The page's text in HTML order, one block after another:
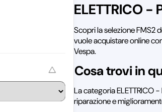
ELETTRICO -
Scopri la selezione FMS2
vuole acquistare online
Vespa.
Cosa trovi in
La categoria ELETTRICO
riparazione e